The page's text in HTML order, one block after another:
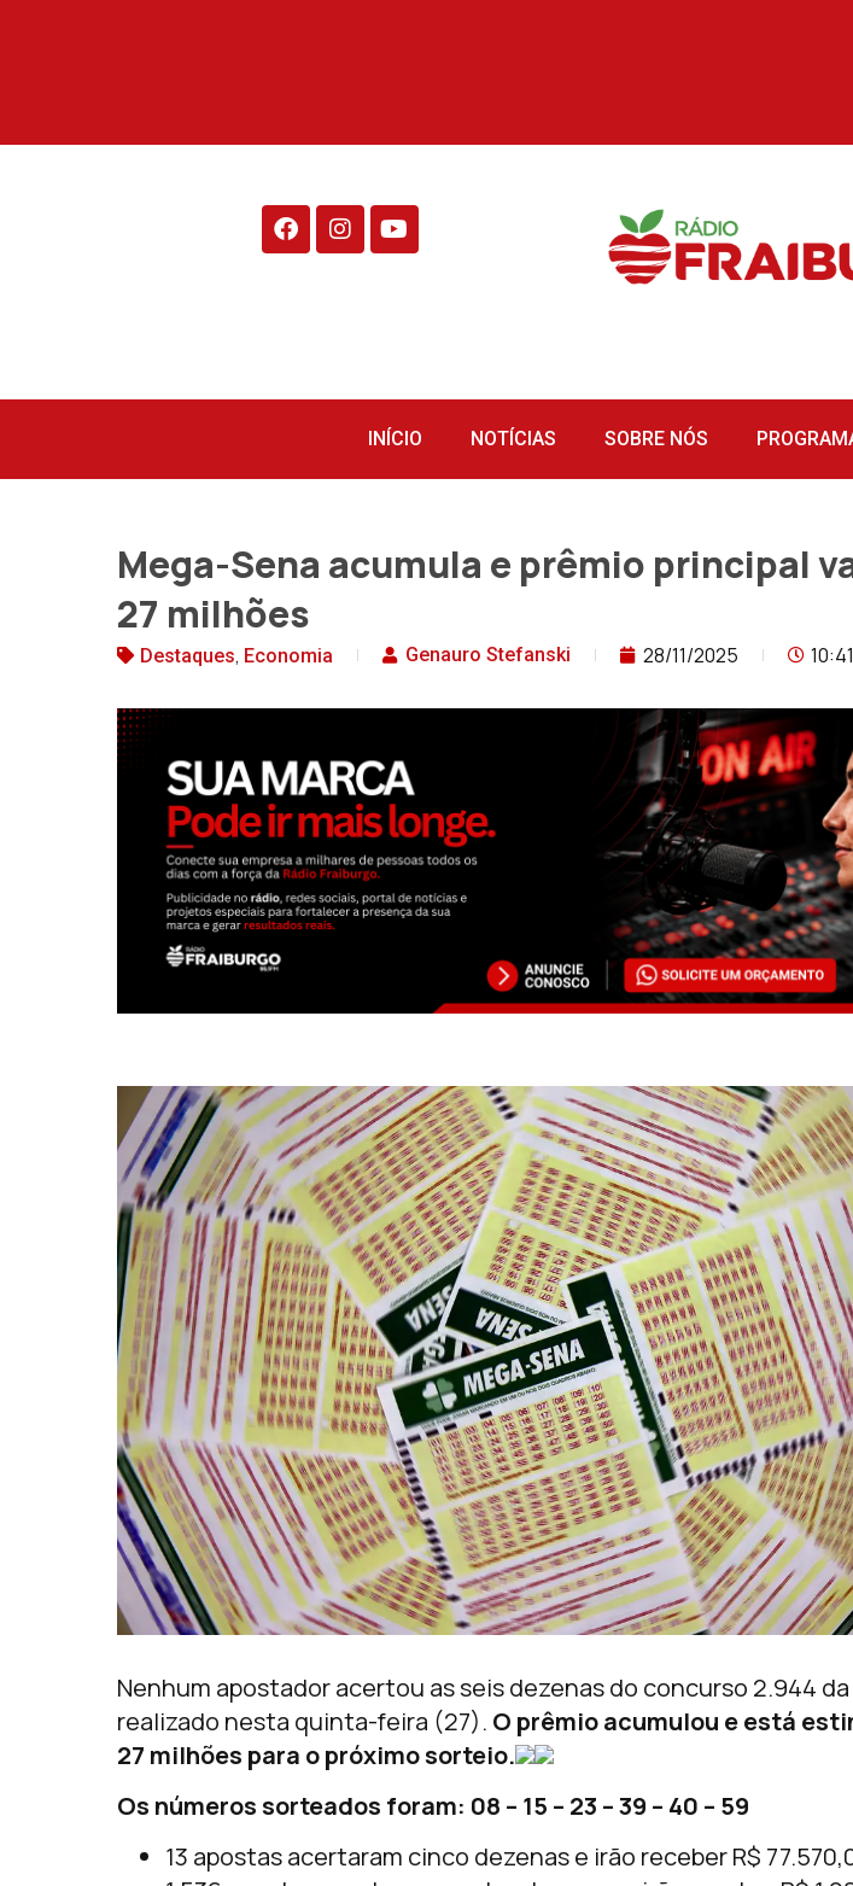
INÍCIO NOTÍCIAS SOBRE NÓS
Mega-Sena acumula e prêmio principal
27 milhões
Destaques, Economia Genauro Stefanski 28/11/2025 10:41
Nenhum apostador acertou as seis dezenas do concurso 2.944
realizado nesta quinta-feira (27). O prêmio acumulou e está
27 milhões para o próximo sorteio.
Os números sorteados foram: 08 – 15 – 23 – 39 – 40 – 59
13 apostas acertaram cinco dezenas e irão receber R$